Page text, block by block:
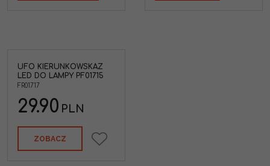
UFO KIERUNKOWSKAZ
LED DO LAMPY PF01715
FR01717
29.90 PLN
ZOBACZ